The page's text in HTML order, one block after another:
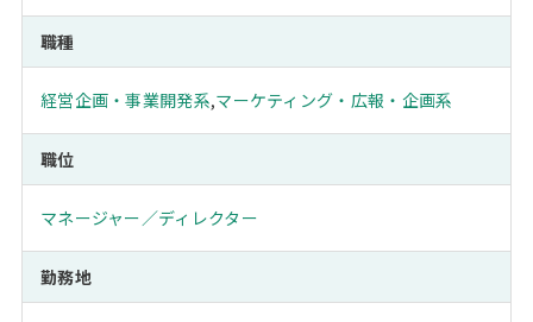
職種
経営企画・事業開発系,マーケティング・広報・企画系
職位
マネージャー／ディレクター
勤務地